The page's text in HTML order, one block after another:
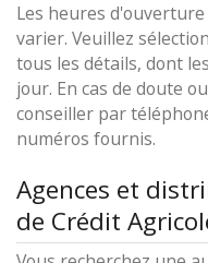
Les heures
varier. Veuillez
tous les détails, dont
jour. En cas de doute
conseiller par
numéros fournis.
Agences et
de Crédit